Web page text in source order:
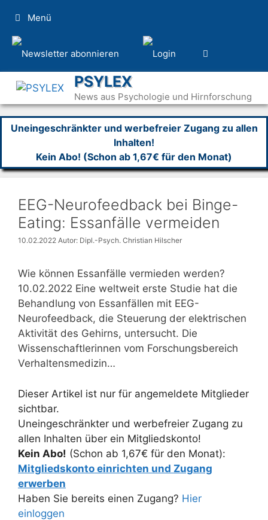
Inhalt
springen
Menü
PSYLEX
News aus Psychologie und Hirnforschung
Uneingeschränkter und werbefreier Zugang zu allen
Inhalten!
Kein Abo! (Schon ab 1,67€ für den Monat)
EEG-Neurofeedback bei Binge-
Eating: Essanfälle vermeiden
10.02.2022 Autor: Dipl.-Psych. Christian Hilscher
Wie können Essanfälle vermieden werden?
10.02.2022 Eine weltweit erste Studie hat die
Behandlung von Essanfällen mit EEG-
Neurofeedback, die Steuerung der elektrischen
Aktivität des Gehirns, untersucht. Die
Wissenschaftlerinnen vom Forschungsbereich
Verhaltensmedizin…
Dieser Artikel ist nur für angemeldete Mitglieder
sichtbar.
Uneingeschränkter und werbefreier Zugang zu
allen Inhalten über ein Mitgliedskonto!
Kein Abo! (Schon ab 1,67€ für den Monat):
Mitgliedskonto einrichten und Zugang
erwerben
Haben Sie bereits einen Zugang? Hier
einloggen